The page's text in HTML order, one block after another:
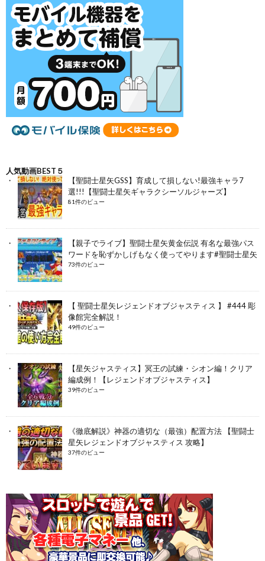
人気動画BEST５
【聖闘士星矢GSS】育成して損しない!最強キャラ7
選!!!【聖闘士星矢ギャラクシーソルジャーズ】
81件のビュー
【親子でライブ】聖闘士星矢黄金伝説 有名な最強パス
ワードを恥ずかしげもなく使ってやります#聖闘士星矢
73件のビュー
【 聖闘士星矢レジェンドオブジャスティス 】 #444 彫
像館完全解説！
49件のビュー
【星矢ジャスティス】冥王の試練・シオン編！クリア
編成例！【レジェンドオブジャスティス】
39件のビュー
《徹底解説》神器の適切な（最強）配置方法 【聖闘士
星矢レジェンドオブジャスティス 攻略】
37件のビュー